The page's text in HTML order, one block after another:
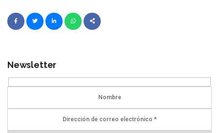
Newsletter